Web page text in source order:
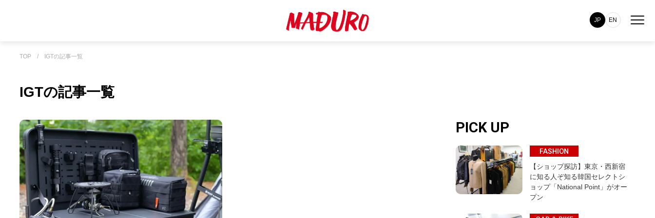
JP EN
TOP / IGTの記事一覧
IGTの記事一覧
PICK UP
FASHION
【ショップ探訪】東京・西新宿
に知る人ぞ知る韓国セレクトシ
ョップ「National Point」がオー
プン